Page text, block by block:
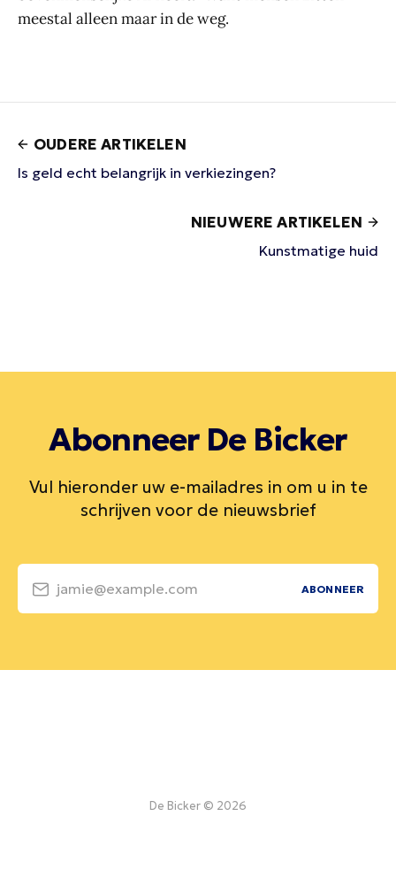
meestal alleen maar in de weg.
OUDERE ARTIKELEN
Is geld echt belangrijk in verkiezingen?
NIEUWERE ARTIKELEN
Kunstmatige huid
Abonneer De Bicker
Vul hieronder uw e-mailadres in om u in te
schrijven voor de nieuwsbrief
jamie@example.com ABONNEER
De Bicker © 2026